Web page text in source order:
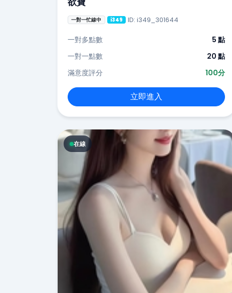
一對一忙線中 i349 ID: i349_301644
一對多點數
5 點
一對一點數
20 點
滿意度評分
100分
立即進入
在線